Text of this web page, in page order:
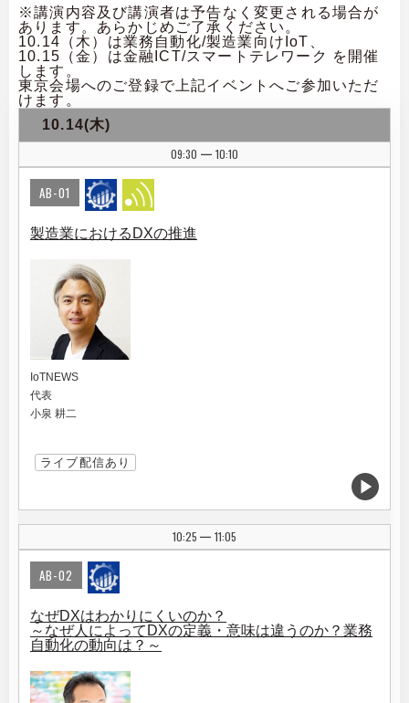
※講演内容及び講演者は予告なく変更される場合が
あります。あらかじめご了承ください。
10.14（木）は業務自動化/製造業向けIoT、
10.15（金）は金融ICT/スマートテレワーク を開催
します。
東京会場へのご登録で上記イベントへご参加いただ
けます。
10.14(木)
09:30
| 10:10
AB-01
製造業におけるDXの推進
IoTNEWS
代表
小泉 耕二
ライブ配信あり
10:25 | 11:05
AB-02
なぜDXはわかりにくいのか？
～なぜ人によってDXの定義・意味は違うのか？業務
自動化の動向は？～